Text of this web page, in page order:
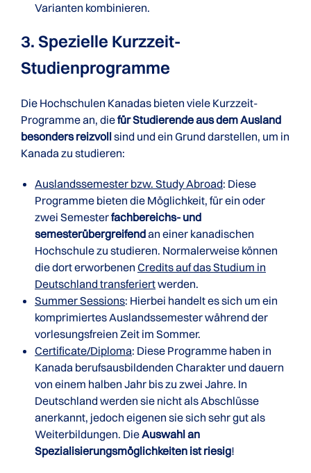
Varianten kombinieren.
3. Spezielle Kurzzeit-
Studienprogramme
Die Hochschulen Kanadas bieten viele Kurzzeit-
Programme an, diefür Studierende aus dem Ausland
besonders reizvollsind und ein Grund darstellen, um in
Kanada zu studieren:
Auslandssemester bzw. Study Abroad: Diese
Programme bieten die Möglichkeit, für ein oder
zwei Semesterfachbereichs- und
semesterübergreifendan einer kanadischen
Hochschule zu studieren. Normalerweise können
die dort erworbenen Credits auf das Studium in
Deutschland transferiertwerden.
Summer Sessions: Hierbei handelt es sich um ein
komprimiertes Auslandssemester während der
vorlesungsfreien Zeit im Sommer.
Certificate/Diploma: Diese Programme haben in
Kanada berufsausbildenden Charakter und dauern
von einem halben Jahr bis zu zwei Jahre. In
Deutschland werden sie nicht als Abschlüsse
anerkannt, jedoch eigenen sie sich sehr gut als
Weiterbildungen. DieAuswahl an
Spezialisierungsmöglichkeiten ist riesig!